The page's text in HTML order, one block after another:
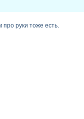
про руки тоже есть.